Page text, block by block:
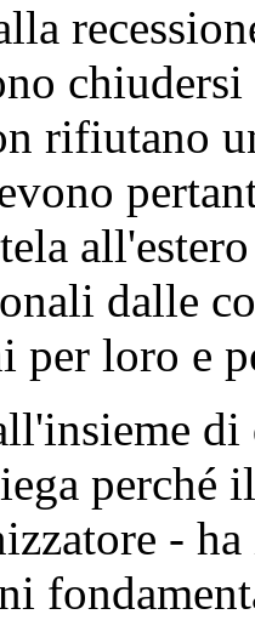
rifiutano
dalle
per loro e
di
-